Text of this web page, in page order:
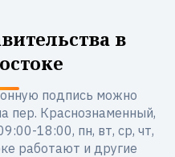
в
подпись можно
пер. Краснознаменный,
18:00, пн, вт, ср, чт,
работают и другие